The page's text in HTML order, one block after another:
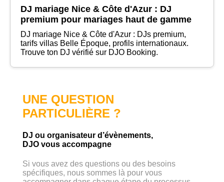
DJ mariage Nice & Côte d'Azur : DJ
premium pour mariages haut de gamme
DJ mariage Nice & Côte d'Azur : DJs premium,
tarifs villas Belle Époque, profils internationaux.
Trouve ton DJ vérifié sur DJO Booking.
UNE QUESTION
PARTICULIÈRE ?
DJ ou organisateur d’évènements,
DJO vous accompagne
Si vous avez des questions ou des besoins
spécifiques, nous sommes là pour vous